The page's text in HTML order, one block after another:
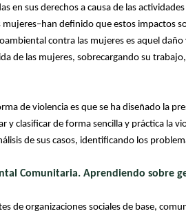
en sus derechos a causa de las
definido que estos impactos
contra las mujeres es aquel
de las mujeres, sobrecargando su
de violencia es que se ha diseñado la
clasificar de forma sencilla y práctica la
de sus casos, identificando los
Comunitaria. Aprendiendo sobre
de organizaciones sociales de base,